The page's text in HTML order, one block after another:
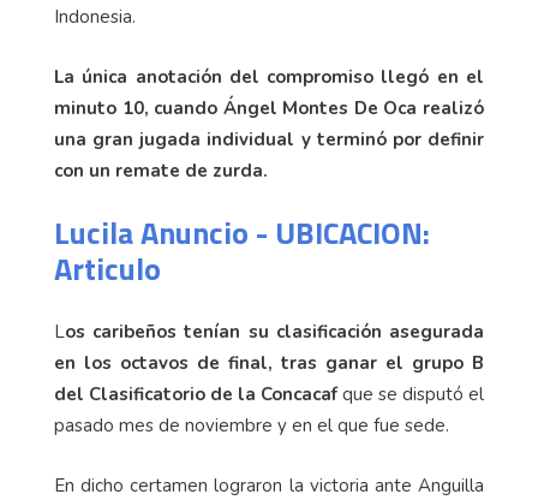
Indonesia.
La única anotación del compromiso llegó en el
minuto 10, cuando Ángel Montes De Oca realizó
una gran jugada individual y terminó por definir
con un remate de zurda.
Lucila Anuncio - UBICACION:
Articulo
Los caribeños tenían su clasificación asegurada
en los octavos de final, tras ganar el grupo B
del Clasificatorio de la Concacafque se disputó el
pasado mes de noviembre y en el que fue sede.
En dicho certamen lograron la victoria ante Anguilla